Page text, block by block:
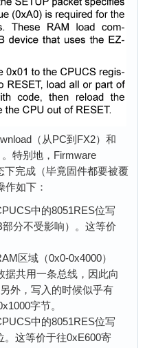
（从PC到FX2）和
特别地，Firmware
下完成（毕竟固件都要被覆
如下：
中的8051RES位写
分不受影响）。这等价
区域（0x0-0x4000）
据共用一条总线，因此向
外，写入的时候似乎有
字节。
中的8051RES位写
。这等价于往0xE600寄